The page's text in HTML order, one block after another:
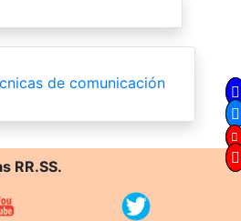
de comunicación
RR.SS.